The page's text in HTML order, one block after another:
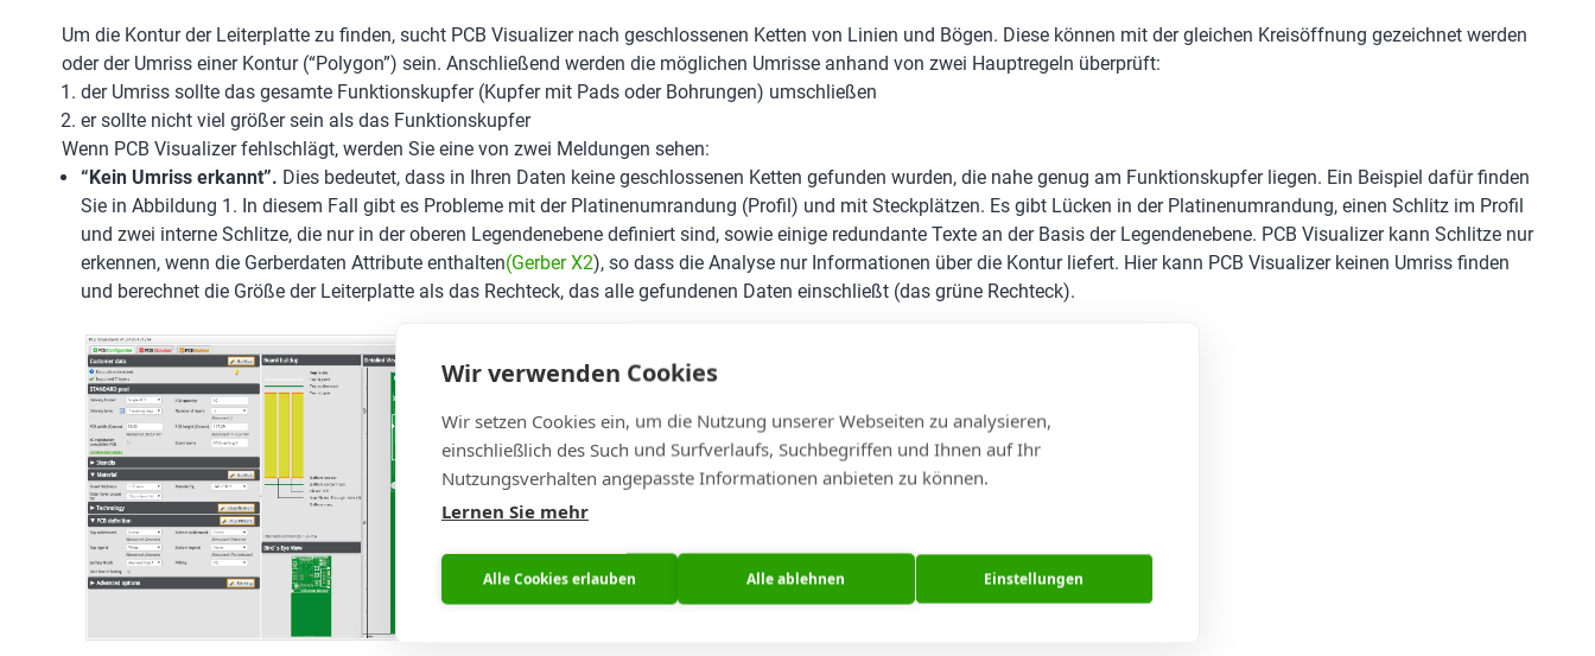
Um die Kontur der Leiterplatte zu finden, sucht PCB Visualizer nach geschlossenen Ketten von Linien und Bögen. Diese können mit der gleichen Kreisöffnung gezeichnet werden
oder der Umriss einer Kontur (“Polygon”) sein. Anschließend werden die möglichen Umrisse anhand von zwei Hauptregeln überprüft:
der Umriss sollte das gesamte Funktionskupfer (Kupfer mit Pads oder Bohrungen) umschließen
er sollte nicht viel größer sein als das Funktionskupfer
Wenn PCB Visualizer fehlschlägt, werden Sie eine von zwei Meldungen sehen:
“Kein Umriss erkannt”. Dies bedeutet, dass in Ihren Daten keine geschlossenen Ketten gefunden wurden, die nahe genug am Funktionskupfer liegen. Ein Beispiel dafür finden
Sie in Abbildung 1. In diesem Fall gibt es Probleme mit der Platinenumrandung (Profil) und mit Steckplätzen. Es gibt Lücken in der Platinenumrandung, einen Schlitz im Profil
und zwei interne Schlitze, die nur in der oberen Legendenebene definiert sind, sowie einige redundante Texte an der Basis der Legendenebene. PCB Visualizer kann Schlitze nur
erkennen, wenn die Gerberdaten Attribute enthalten(Gerber X2), so dass die Analyse nur Informationen über die Kontur liefert. Hier kann PCB Visualizer keinen Umriss finden
und berechnet die Größe der Leiterplatte als das Rechteck, das alle gefundenen Daten einschließt (das grüne Rechteck).
Wir verwenden Cookies
Wir setzen Cookies ein, um die Nutzung unserer Webseiten zu analysieren,
einschließlich des Such und Surfverlaufs, Suchbegriffen und Ihnen auf Ihr
Nutzungsverhalten angepasste Informationen anbieten zu können.
Lernen Sie mehr
Alle Cookies erlauben Alle ablehnen Einstellungen